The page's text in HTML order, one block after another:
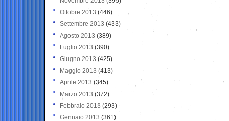
Ottobre 2013 (446)
Settembre 2013 (433)
Agosto 2013 (389)
Luglio 2013 (390)
Giugno 2013 (425)
Maggio 2013 (413)
Aprile 2013 (345)
Marzo 2013 (372)
Febbraio 2013 (293)
Gennaio 2013 (361)